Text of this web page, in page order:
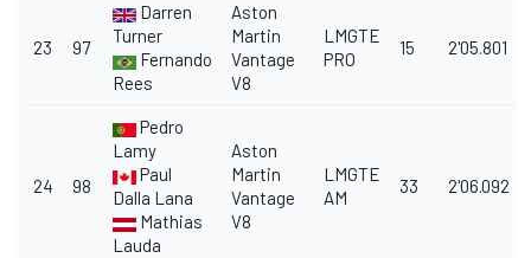
23 97
Darren
Turner
Fernando
Rees
Aston
Martin
Vantage
V8
LMGTE
PRO
15 2'05.801
24 98
Pedro
Lamy
Paul
Dalla Lana
Mathias
Lauda
Aston
Martin
Vantage
V8
LMGTE
AM
33 2'06.092